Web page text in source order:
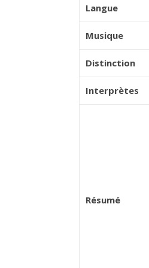
Langue
Musique
Distinction
Interprètes
Résumé